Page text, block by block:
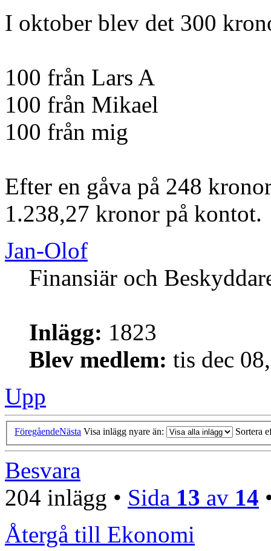
I oktober blev det 300
100 från Lars A
100 från Mikael
100 från mig
Efter en gåva på 248
1.238,27 kronor på kontot.
Jan-Olof
Finansiär och
Inlägg: 1823
Blev medlem: tis dec
Upp
FöregåendeNästa Visa inlägg nyare än: Sortera
Besvara
204 inlägg • Sida 13 av 14
Återgå till Ekonomi